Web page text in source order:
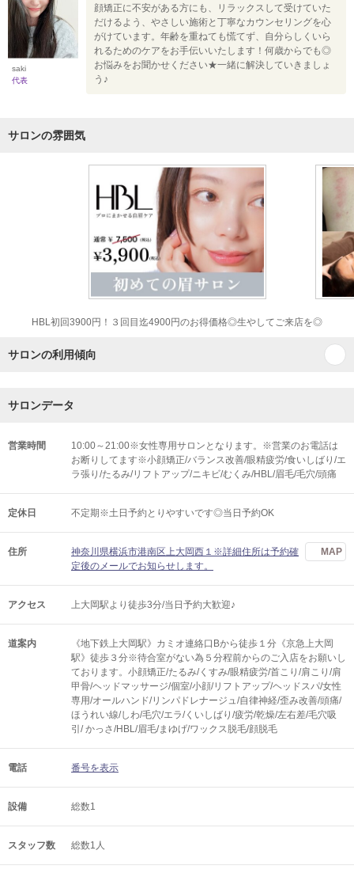
saki
代表
顔矯正に不安がある方にも、リラックスして受けていた
だけるよう、やさしい施術と丁寧なカウンセリングを心
がけています。年齢を重ねても慌てず、自分らしくいら
れるためのケアをお手伝いいたします！何歳からでも◎
お悩みをお聞かせください★一緒に解決していきましょ
う♪
サロンの雰囲気
HBL初回3900円！３回目迄4900円のお得価格◎生やしてご来店を◎
サロンの利用傾向
サロンデータ
営業時間
10:00～21:00※女性専用サロンとなります。※営業のお電話は
お断りしてます※小顔矯正/バランス改善/眼精疲労/食いしばり/エ
ラ張り/たるみ/リフトアップ/ニキビ/むくみ/HBL/眉毛/毛穴/頭痛
定休日 不定期※土日予約とりやすいです◎当日予約OK
住所
神奈川県横浜市港南区上大岡西１※詳細住所は予約確
定後のメールでお知らせします。
MAP
アクセス 上大岡駅より徒歩3分/当日予約大歓迎♪
道案内
《地下鉄上大岡駅》カミオ連絡口Bから徒歩１分《京急上大岡
駅》徒歩３分※待合室がない為５分程前からのご入店をお願いし
ております。小顔矯正/たるみ/くすみ/眼精疲労/首こり/肩こり/肩
甲骨/ヘッドマッサージ/個室/小顔/リフトアップ/ヘッドスパ/女性
専用/オールハンド/リンパドレナージュ/自律神経/歪み改善/頭痛/
ほうれい線/しわ/毛穴/エラ/くいしばり/疲労/乾燥/左右差/毛穴吸
引/ かっさ/HBL/眉毛/まゆげ/ワックス脱毛/顔脱毛
電話 番号を表示
設備 総数1
スタッフ数 総数1人